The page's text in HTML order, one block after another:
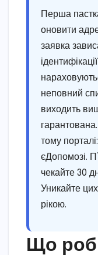
Перша
оновити
заявка
неповний
виходить
тому
єДопомозі.
чекайте 30
Уникайте
рікою.
Що